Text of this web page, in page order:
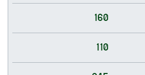
160
110